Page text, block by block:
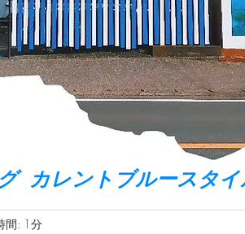
カレントブルースタイ
間: 1分